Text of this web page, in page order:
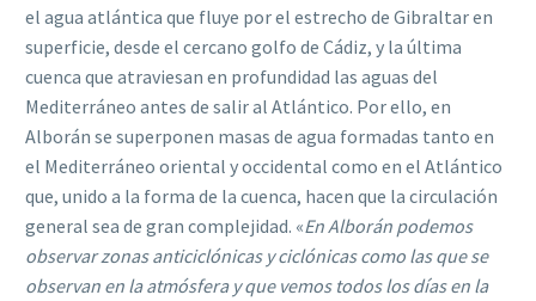
el agua atlántica que fluye por el estrecho de Gibraltar en
superficie, desde el cercano golfo de Cádiz, y la última
cuenca que atraviesan en profundidad las aguas del
Mediterráneo antes de salir al Atlántico. Por ello, en
Alborán se superponen masas de agua formadas tanto en
el Mediterráneo oriental y occidental como en el Atlántico
que, unido a la forma de la cuenca, hacen que la circulación
general sea de gran complejidad. «En Alborán podemos
observar zonas anticiclónicas y ciclónicas como las que se
observan en la atmósfera y que vemos todos los días en la